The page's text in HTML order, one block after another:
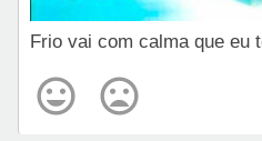
Frio vai com calma que eu